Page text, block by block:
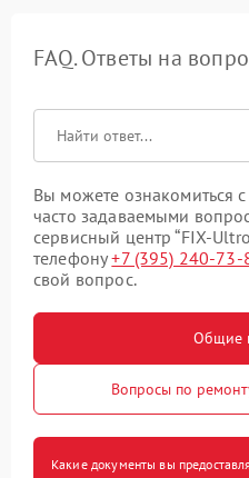
FAQ. Ответы на
Вы можете ознакомиться
часто задаваемыми
сервисный центр “FIX-
телефону+7 (395) 240-73-
свой вопрос.
Общие
Вопросы по
Какие документы вы